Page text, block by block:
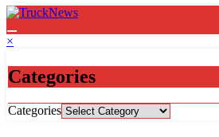
×
Categories
Categories